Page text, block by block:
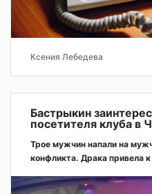
Ксения Лебедева
Бастрыкин
посетителя клуба в
Трое мужчин напали на
конфликта. Драка привела